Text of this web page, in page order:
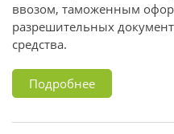
ввозом, таможенным
разрешительных
средства.
Подробнее